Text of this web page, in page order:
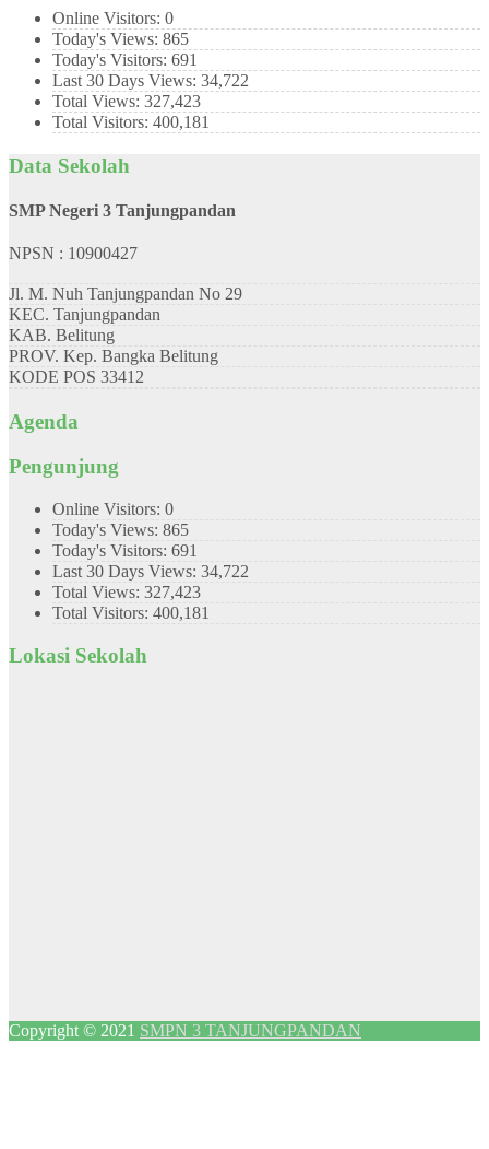
Online Visitors: 0
Today's Views: 865
Today's Visitors: 691
Last 30 Days Views: 34,722
Total Views: 327,423
Total Visitors: 400,181
Data Sekolah
SMP Negeri 3 Tanjungpandan
NPSN : 10900427
Jl. M. Nuh Tanjungpandan No 29
KEC. Tanjungpandan
KAB. Belitung
PROV. Kep. Bangka Belitung
KODE POS 33412
Agenda
Pengunjung
Online Visitors: 0
Today's Views: 865
Today's Visitors: 691
Last 30 Days Views: 34,722
Total Views: 327,423
Total Visitors: 400,181
Lokasi Sekolah
Copyright © 2021 SMPN 3 TANJUNGPANDAN